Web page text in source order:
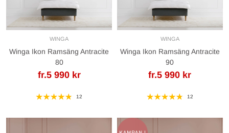
WINGA
Winga Ikon Ramsäng Antracite
80
fr.5 990 kr
12
WINGA
Winga Ikon Ramsäng Antracite
90
fr.5 990 kr
12